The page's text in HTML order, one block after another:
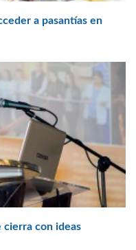
a pasantías en
cierra con ideas